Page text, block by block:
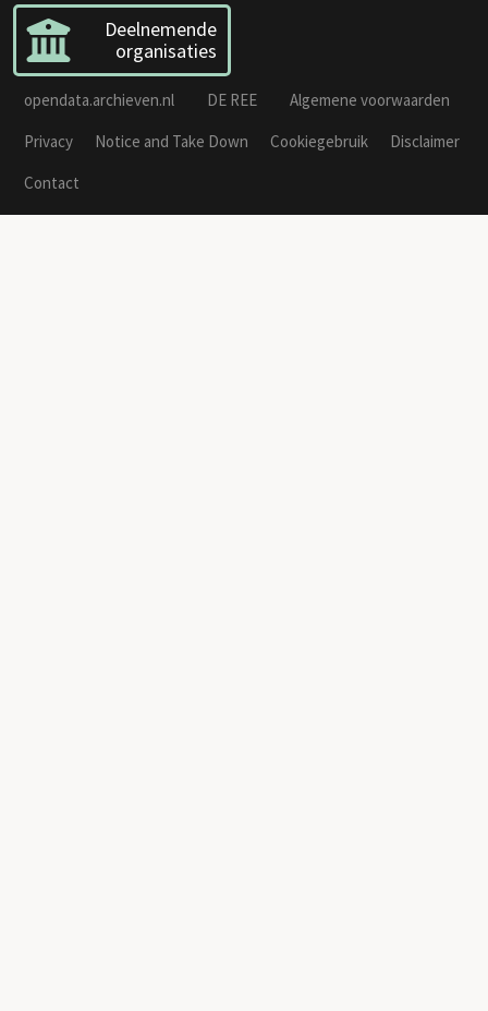
Deelnemende
organisaties
opendata.archieven.nl DE REE
Algemene voorwaarden
Privacy
Notice and Take Down Cookiegebruik
Disclaimer
Contact